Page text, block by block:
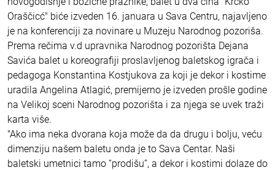
Oraščicć" biće izveden 16. januara u Sava Centru, najavljeno
je na konferenciji za novinare u Muzeju Narodnog pozoriša.
Prema rečima v.d upravnika Narodnog pozorišta Dejana
Savića balet u koreografiji proslavljenog baletskog igrača i
pedagoga Konstantina Kostjukova za koji je dekor i kostime
uradila Angelina Atlagić, premijerno je izveden prošle godine
na Velikoj sceni Narodnog pozorišta i za njega se uvek traži
karta više.
"Ako ima neka dvorana koja može da da drugu i bolju, veću
dimenziju našem baletu onda je to Sava Centar. Naši
baletski umetnici tamo “prodišu”, a dekor i kostimi dolaze do